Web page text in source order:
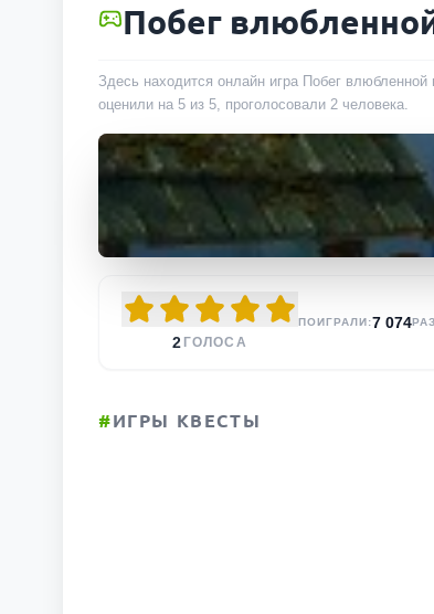
Побег
Здесь находится онлайн игра Побег
оценили на 5 из 5, проголосовали 2 человека.
2 ГОЛОСА
ПОИГРАЛИ:7 074РАЗ
#ИГРЫ КВЕСТЫ